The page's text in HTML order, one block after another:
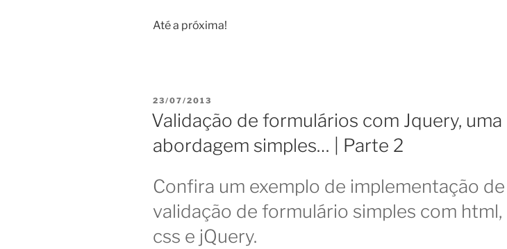
Até a próxima!
PUBLICADO
EM
23/07/2013
Validação de formulários com Jquery, uma
abordagem simples… | Parte 2
Confira um exemplo de implementação de
validação de formulário simples com html,
css e jQuery.